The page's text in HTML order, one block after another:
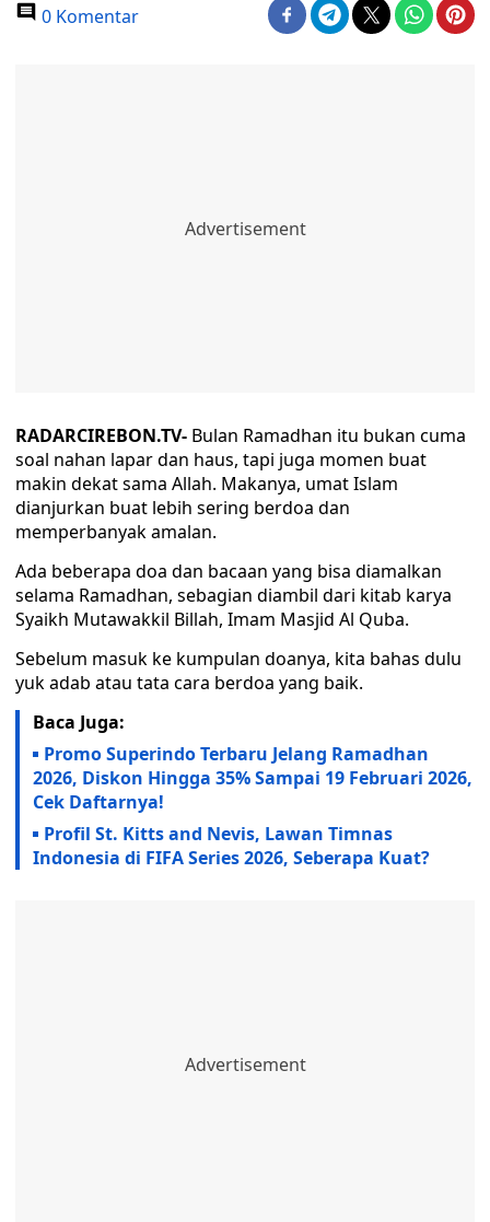
0 Komentar
RADARCIREBON.TV- Bulan Ramadhan itu bukan cuma
soal nahan lapar dan haus, tapi juga momen buat
makin dekat sama Allah. Makanya, umat Islam
dianjurkan buat lebih sering berdoa dan
memperbanyak amalan.
Ada beberapa doa dan bacaan yang bisa diamalkan
selama Ramadhan, sebagian diambil dari kitab karya
Syaikh Mutawakkil Billah, Imam Masjid Al Quba.
Sebelum masuk ke kumpulan doanya, kita bahas dulu
yuk adab atau tata cara berdoa yang baik.
Baca Juga:
Promo Superindo Terbaru Jelang Ramadhan
2026, Diskon Hingga 35% Sampai 19 Februari 2026,
Cek Daftarnya!
Profil St. Kitts and Nevis, Lawan Timnas
Indonesia di FIFA Series 2026, Seberapa Kuat?